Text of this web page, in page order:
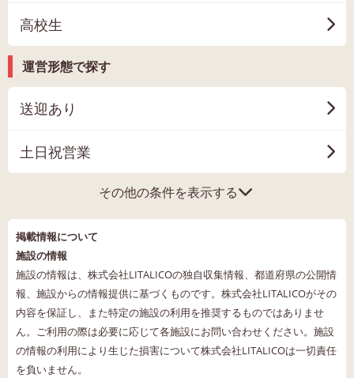
高校生
運営形態で探す
送迎あり
土日祝営業
その他の条件を表示する
掲載情報について
施設の情報
施設の情報は、株式会社LITALICOの独自収集情報、都道府県の公開情
報、施設からの情報提供に基づくものです。株式会社LITALICOがその
内容を保証し、また特定の施設の利用を推奨するものではありませ
ん。ご利用の際は必要に応じて各施設にお問い合わせください。施設
の情報の利用により生じた損害について株式会社LITALICOは一切責任
を負いません。